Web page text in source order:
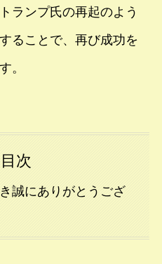
ランプ氏の再起のよう
ることで、再び成功を
。
目次
誠にありがとうござ